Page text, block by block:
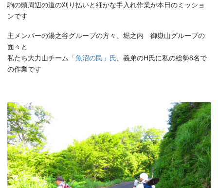
駒の頭周辺の道の刈り払いと細かな手入れ作業が本日のミッショ
ンです
主メンバーの湯之谷グループの方々、堀之内 御嶽山グループの
面々と
私たち大力山チーム
「魚沼の民」氏 、義弟のH氏に私の総勢8名で
の作業です